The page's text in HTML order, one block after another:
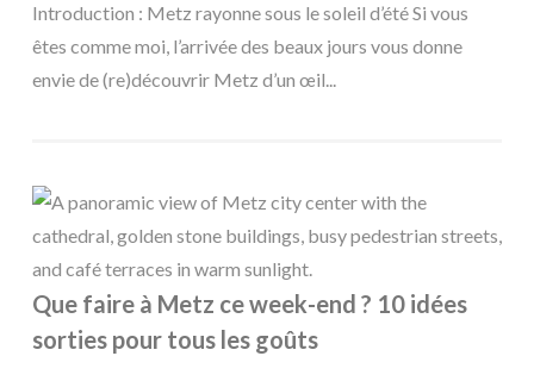
Introduction : Metz rayonne sous le soleil d’été Si vous
êtes comme moi, l’arrivée des beaux jours vous donne
envie de (re)découvrir Metz d’un œil...
Que faire à Metz ce week-end ? 10 idées
sorties pour tous les goûts